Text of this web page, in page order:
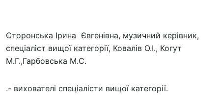
Сторонська Ірина Євгенівна, музичний керівник,
спеціаліст вищої категорії, Ковалів О.І., Когут
М.Г.,Гарбовська М.С.
.- вихователі спеціалісти вищої категорії.